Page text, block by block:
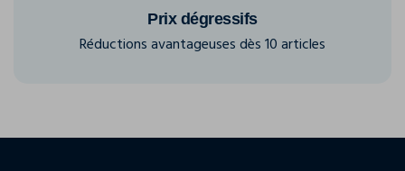
Prix dégressifs
Réductions avantageuses dès 10 articles